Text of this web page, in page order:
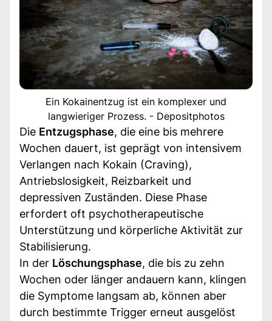
Ein Kokainentzug ist ein komplexer und
langwieriger Prozess. - Depositphotos
Die Entzugsphase, die eine bis mehrere
Wochen dauert, ist geprägt von intensivem
Verlangen nach Kokain (Craving),
Antriebslosigkeit, Reizbarkeit und
depressiven Zuständen. Diese Phase
erfordert oft psychotherapeutische
Unterstützung und körperliche Aktivität zur
Stabilisierung.
In der Löschungsphase, die bis zu zehn
Wochen oder länger andauern kann, klingen
die Symptome langsam ab, können aber
durch bestimmte Trigger erneut ausgelöst